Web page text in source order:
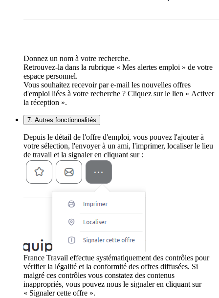
Donnez un nom à votre recherche.
Retrouvez-la dans la rubrique « Mes alertes emploi » de votre
espace personnel.
Vous souhaitez recevoir par e-mail les nouvelles offres
d'emploi liées à votre recherche ? Cliquez sur le lien « Activer
la réception ».
7. Autres fonctionnalités
Depuis le détail de l'offre d'emploi, vous pouvez l'ajouter à
votre sélection, l'envoyer à un ami, l'imprimer, localiser le lieu
de travail et la signaler en cliquant sur :
France Travail effectue systématiquement des contrôles pour
vérifier la légalité et la conformité des offres diffusées. Si
malgré ces contrôles vous constatez des contenus
inappropriés, vous pouvez nous le signaler en cliquant sur
« Signaler cette offre ».